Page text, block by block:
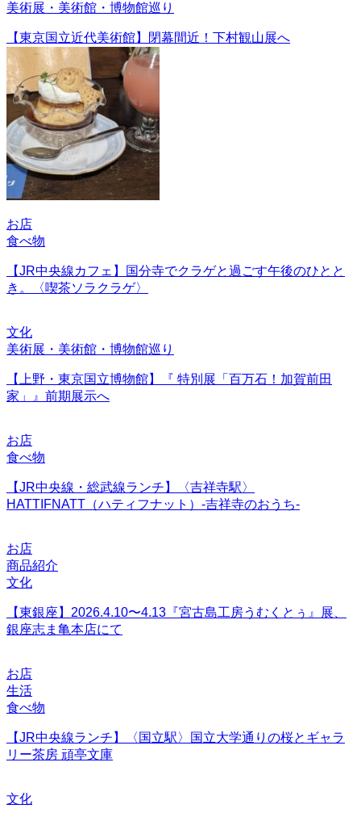
美術展・美術館・博物館巡り
【東京国立近代美術館】閉幕間近！下村観山展へ
お店
食べ物
【JR中央線カフェ】国分寺でクラゲと過ごす午後のひとと
き。〈喫茶ソラクラゲ〉
文化
美術展・美術館・博物館巡り
【上野・東京国立博物館】『 特別展「百万石！加賀前田
家」』前期展示へ
お店
食べ物
【JR中央線・総武線ランチ】〈吉祥寺駅〉
HATTIFNATT（ハティフナット）-吉祥寺のおうち-
お店
商品紹介
文化
【東銀座】2026.4.10〜4.13『宮古島工房うむくとぅ』展、
銀座志ま亀本店にて
お店
生活
食べ物
【JR中央線ランチ】〈国立駅〉国立大学通りの桜とギャラ
リー茶房 頑亭文庫
文化